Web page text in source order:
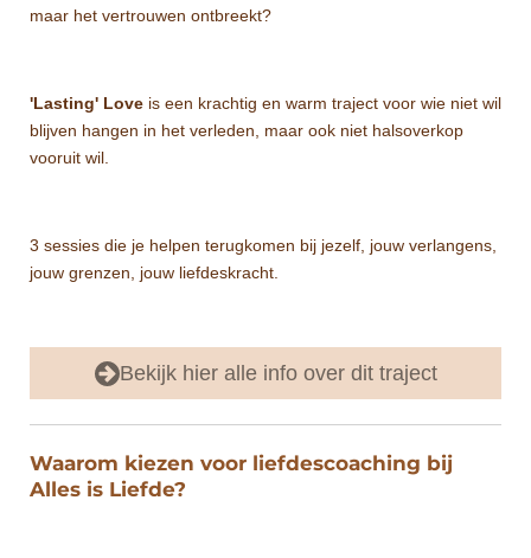
maar het vertrouwen ontbreekt?
'Lasting' Love is een krachtig en warm traject voor wie niet wil
blijven hangen in het verleden, maar ook niet halsoverkop
vooruit wil.
3 sessies die je helpen terugkomen bij jezelf, jouw verlangens,
jouw grenzen, jouw liefdeskracht.
Bekijk hier alle info over dit traject
Waarom kiezen voor liefdescoaching bij
Alles is Liefde?